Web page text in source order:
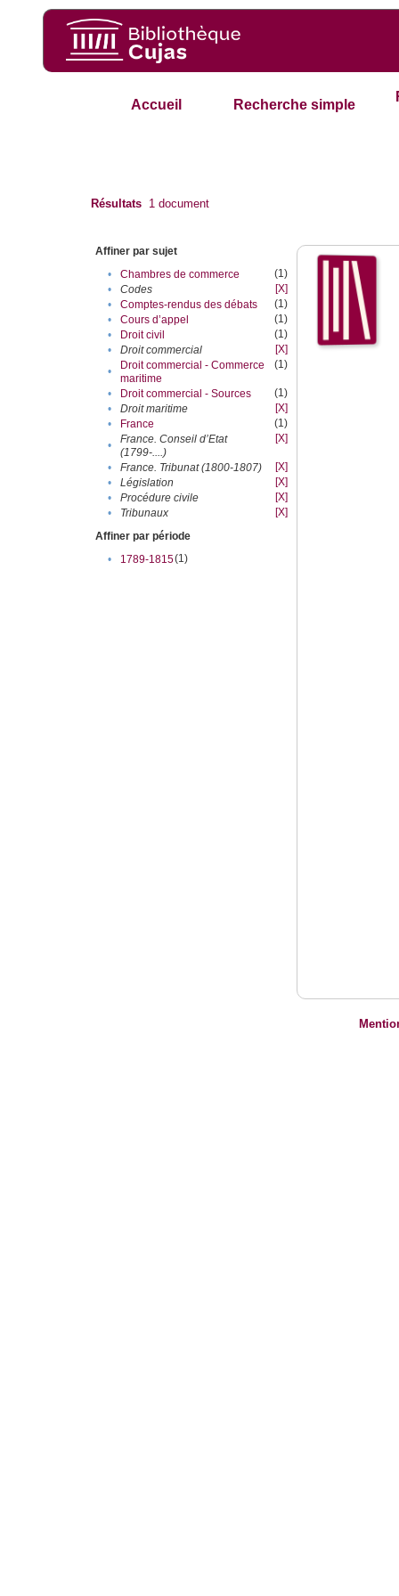
Accueil Recherche simple
Résultats 1 document
Affiner par sujet
•
Chambres de commerce
(1)
•
Codes
[X]
•
Comptes-rendus des débats
(1)
•
Cours d’appel
(1)
•
Droit civil
(1)
•
Droit commercial
[X]
•
Droit commercial - Commerce
maritime
(1)
• Droit commercial - Sources
(1)
•
Droit maritime
[X]
•
France
(1)
•
France. Conseil d’Etat
(1799-....)
[X]
• France. Tribunat (1800-1807)
[X]
•
Législation
[X]
•
Procédure civile
[X]
•
Tribunaux
[X]
Affiner par période
•
1789-1815(1)